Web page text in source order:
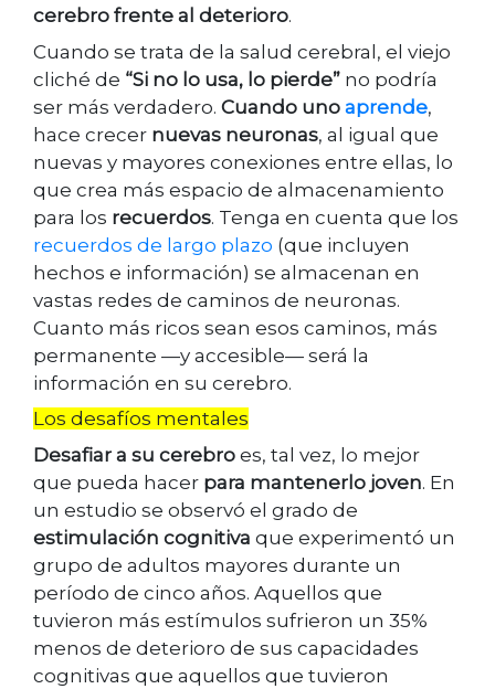
cerebro frente al deterioro.
Cuando se trata de la salud cerebral, el viejo
cliché de “Si no lo usa, lo pierde” no podría
ser más verdadero. Cuando uno aprende,
hace crecer nuevas neuronas, al igual que
nuevas y mayores conexiones entre ellas, lo
que crea más espacio de almacenamiento
para los recuerdos. Tenga en cuenta que los
recuerdos de largo plazo (que incluyen
hechos e información) se almacenan en
vastas redes de caminos de neuronas.
Cuanto más ricos sean esos caminos, más
permanente —y accesible— será la
información en su cerebro.
Los desafíos mentales
Desafiar a su cerebro es, tal vez, lo mejor
que pueda hacer para mantenerlo joven. En
un estudio se observó el grado de
estimulación cognitiva que experimentó un
grupo de adultos mayores durante un
período de cinco años. Aquellos que
tuvieron más estímulos sufrieron un 35%
menos de deterioro de sus capacidades
cognitivas que aquellos que tuvieron